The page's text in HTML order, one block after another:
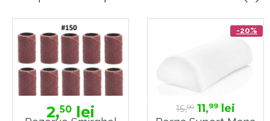
2,50 lei
-20%
15,00 11,99lei